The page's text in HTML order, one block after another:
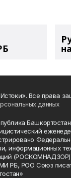
Все права
данных
информационных
РБ, РОО Союз